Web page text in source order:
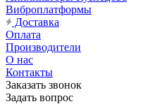
Виброплатформы
Доставка
Оплата
Производители
О нас
Контакты
Заказать звонок
Задать вопрос